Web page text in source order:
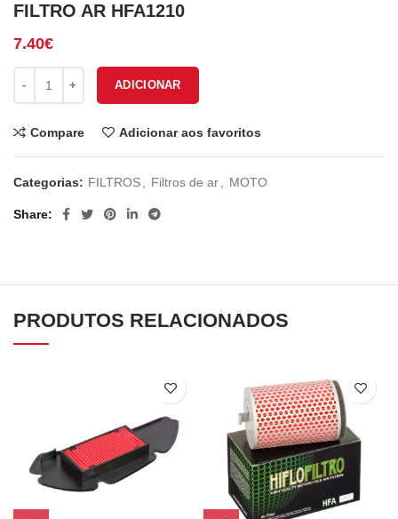
FILTRO AR HFA1210
7.40€
ADICIONAR
Compare Adicionar aos favoritos
Categorias: FILTROS Filtros de ar MOTO
Share
PRODUTOS RELACIONADOS